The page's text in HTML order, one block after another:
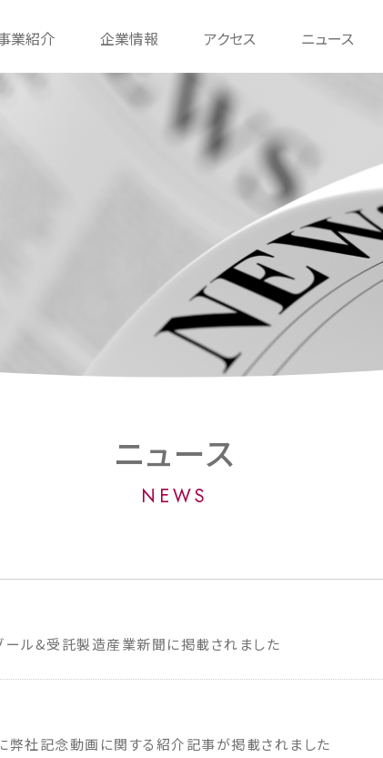
業紹介 企業情報 アクセス ニュース
ニュース
NEWS
ール&受託製造産業新聞に掲載されました
社記念動画に関する紹介記事が掲載されました